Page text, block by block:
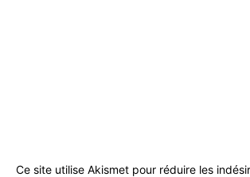
Ce site utilise Akismet pour réduire les